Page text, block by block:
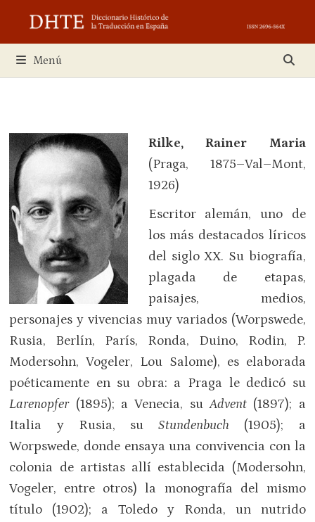
contenido
Menú
Rilke, Rainer Maria
(Praga, 1875–Val–Mont,
1926)
Escritor alemán, uno de
los más destacados líricos
del siglo XX. Su biografía,
plagada de etapas,
paisajes, medios,
personajes y vivencias muy variados (Worpswede,
Rusia, Berlín, París, Ronda, Duino, Rodin, P.
Modersohn, Vogeler, Lou Salome), es elaborada
poéticamente en su obra: a Praga le dedicó su
Larenopfer (1895); a Venecia, suAdvent (1897); a
Italia y Rusia, suStundenbuch (1905); a
Worpswede, donde ensaya una convivencia con la
colonia de artistas allí establecida (Modersohn,
Vogeler, entre otros) la monografía del mismo
título (1902); a Toledo y Ronda, un nutrido